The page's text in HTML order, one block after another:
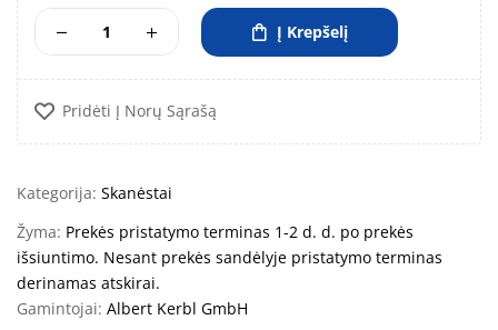
Į Krepšelį
Pridėti Į Norų Sąrašą
Kategorija: Skanėstai
Žyma: Prekės pristatymo terminas 1-2 d. d. po prekės
išsiuntimo. Nesant prekės sandėlyje pristatymo terminas
derinamas atskirai.
Gamintojai: Albert Kerbl GmbH